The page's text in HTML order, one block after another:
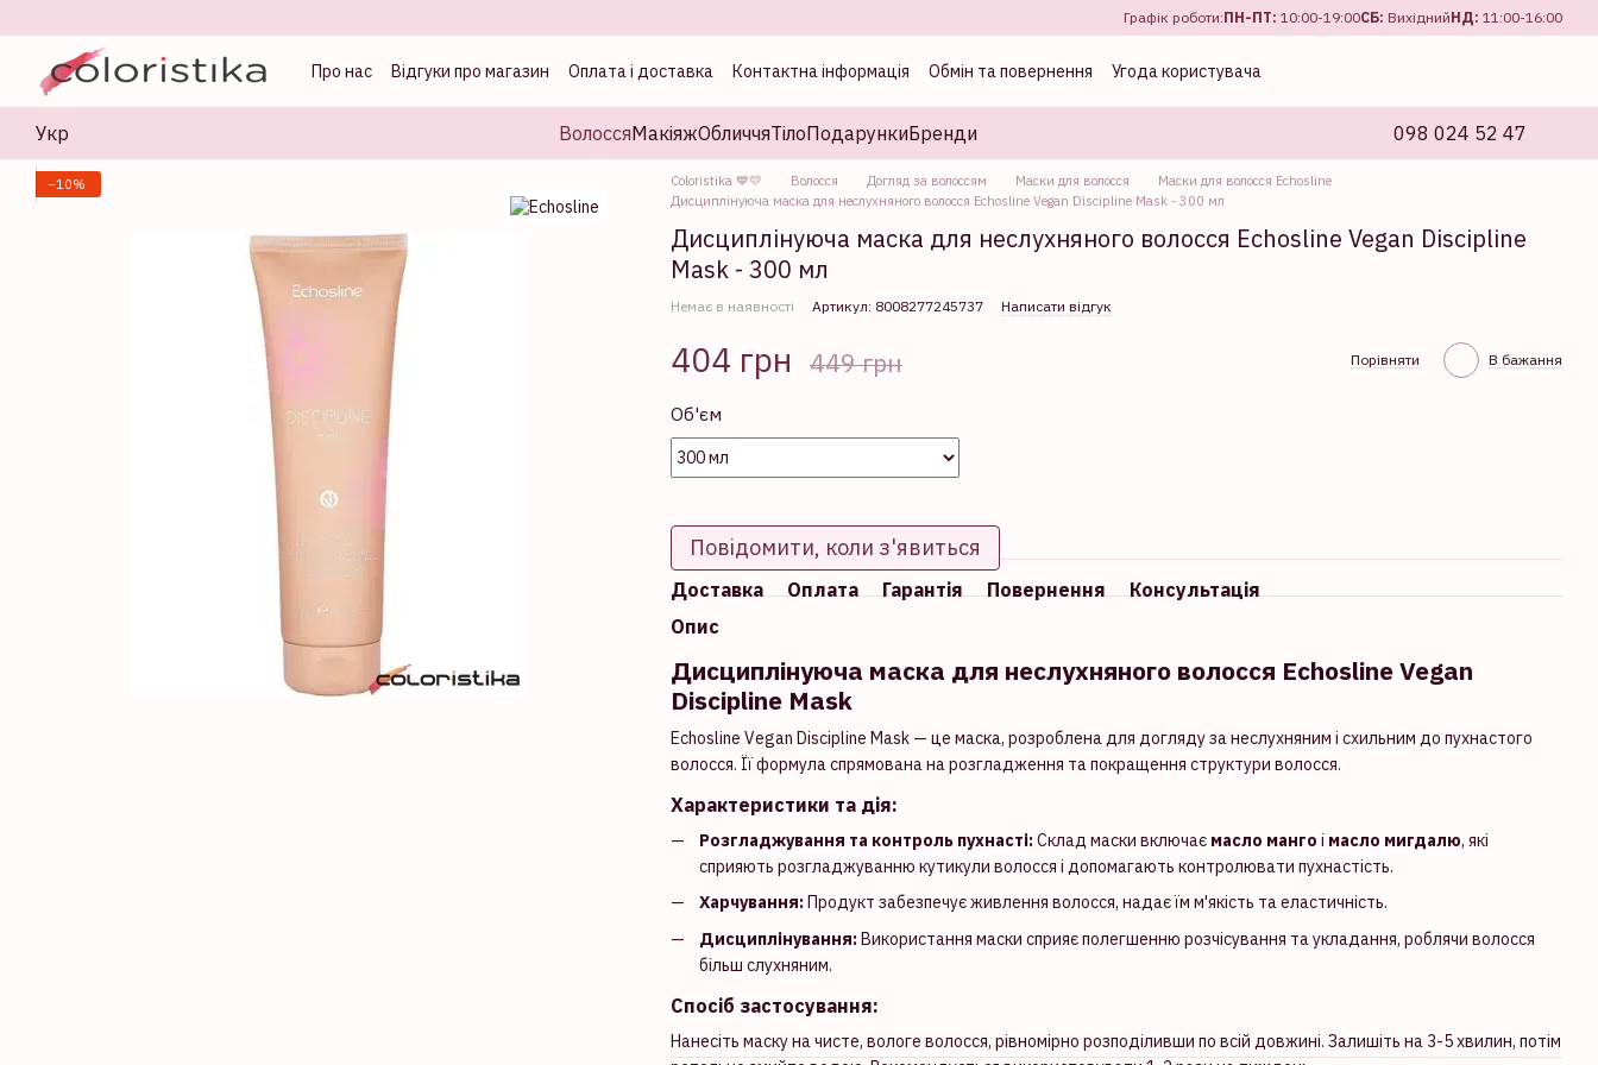
Графік роботи:ПН-ПТ: 10:00-19:00CБ: ВихіднийНД: 11:00-16:00
Про нас Відгуки про магазин Оплата і доставка Контактна інформація Обмін та повернення
Угода користувача
Укр ВолоссяМакіяжОбличчяТілоПодарункиБренди 098 024 52 47
−10% Coloristika 💙💛 Волосся Догляд за волоссям Маски для волосся
Маски для волосся Echosline
Дисциплінуюча маска для неслухняного волосся Echosline Vegan Discipline Mask - 300 мл
Дисциплінуюча маска для неслухняного волосся Echosline Vegan Discipline
Mask - 300 мл
Немає в наявності Артикул: 8008277245737 Написати відгук
404 грн 449 грн Порівняти В бажання
Об'єм
Повідомити, коли з'явиться
Доставка Оплата Гарантія Повернення
Консультація
Опис
Дисциплінуюча маска для неслухняного волосся Echosline Vegan
Discipline Mask
Echosline Vegan Discipline Mask — це маска, розроблена для догляду за неслухняним і схильним до пухнастого
волосся. Її формула спрямована на розгладження та покращення структури волосся.
Характеристики та дія:
Розгладжування та контроль пухнасті:Склад маски включає масло манго і масло мигдалю, які
сприяють розгладжуванню кутикули волосся і допомагають контролювати пухнастість.
Харчування:Продукт забезпечує живлення волосся, надає їм м'якість та еластичність.
Дисциплінування:Використання маски сприяє полегшенню розчісування та укладання, роблячи волосся
більш слухняним.
Спосіб застосування:
Нанесіть маску на чисте, вологе волосся, рівномірно розподіливши по всій довжині. Залишіть на 3-5 хвилин, потім